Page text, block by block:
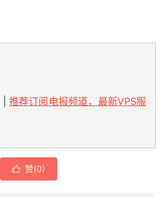
推荐订阅电报频道，最新VPS服
 赞(0)